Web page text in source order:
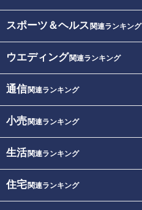
スポーツ＆ヘルス 関連ランキング
ウエディング関連ランキング
通信関連ランキング
小売関連ランキング
生活関連ランキング
住宅関連ランキング